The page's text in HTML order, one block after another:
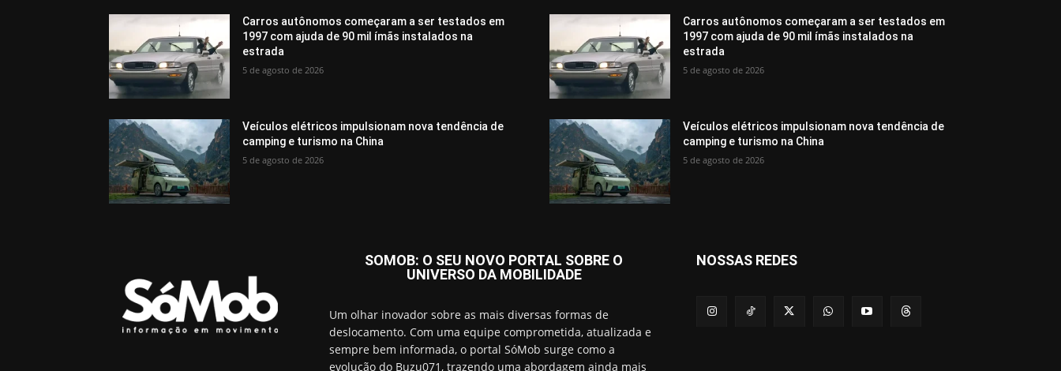
Carros autônomos começaram a ser testados em
1997 com ajuda de 90 mil ímãs instalados na
estrada
5 de agosto de 2026
Veículos elétricos impulsionam nova tendência de
camping e turismo na China
5 de agosto de 2026
Carros autônomos começaram a ser testados em
1997 com ajuda de 90 mil ímãs instalados na
estrada
5 de agosto de 2026
Veículos elétricos impulsionam nova tendência de
camping e turismo na China
5 de agosto de 2026
SOMOB: O SEU NOVO PORTAL SOBRE O
UNIVERSO DA MOBILIDADE
Um olhar inovador sobre as mais diversas formas de
deslocamento. Com uma equipe comprometida, atualizada e
sempre bem informada, o portal SóMob surge como a
evolução do Buzu071, trazendo uma abordagem ainda mais
NOSSAS REDES